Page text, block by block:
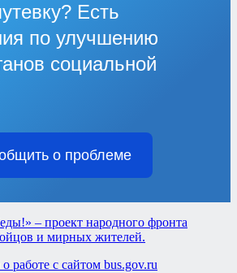
Есть
по улучшению
социальной
о проблеме
работе с сайтом bus.gov.ru